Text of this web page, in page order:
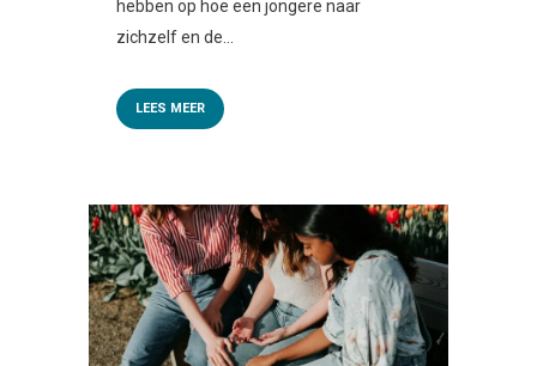
hebben op hoe een jongere naar
zichzelf en de...
LEES MEER